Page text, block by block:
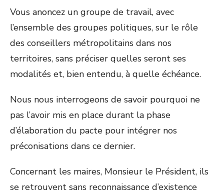
Vous anoncez un groupe de travail, avec
l’ensemble des groupes politiques, sur le rôle
des conseillers métropolitains dans nos
territoires, sans préciser quelles seront ses
modalités et, bien entendu, à quelle échéance.
Nous nous interrogeons de savoir pourquoi ne
pas l’avoir mis en place durant la phase
d’élaboration du pacte pour intégrer nos
préconisations dans ce dernier.
Concernant les maires, Monsieur le Président, ils
se retrouvent sans reconnaissance d’existence